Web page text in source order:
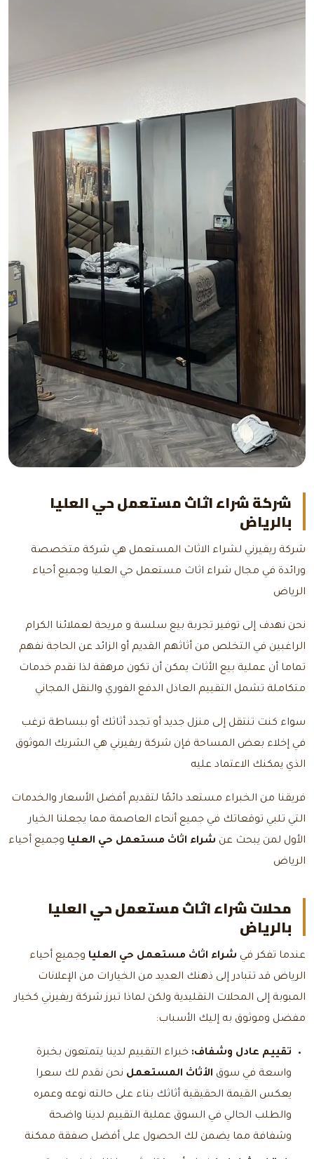
شركة شراء اثاث مستعمل حي العليا
بالرياض
شركة ريفيرني لشراء الاثاث المستعمل هي شركة متخصصة
ورائدة في مجال شراء اثاث مستعمل حي العليا وجميع أحياء
الرياض
نحن نهدف إلى توفير تجربة بيع سلسة و مريحة لعملائنا الكرام
الراغبين في التخلص من أثاثهم القديم أو الزائد عن الحاجة نفهم
تماما أن عملية بيع الأثاث يمكن أن تكون مرهقة لذا نقدم خدمات
متكاملة تشمل التقييم العادل الدفع الفوري والنقل المجاني
سواء كنت تنتقل إلى منزل جديد أو تجدد أثاثك أو ببساطة ترغب
في إخلاء بعض المساحة فإن شركة ريفيرني هي الشريك الموثوق
الذي يمكنك الاعتماد عليه
فريقنا من الخبراء مستعد دائمًا لتقديم أفضل الأسعار والخدمات
التي تلبي توقعاتك في جميع أنحاء العاصمة مما يجعلنا الخيار
الأول لمن يبحث عن شراء اثاث مستعمل حي العليا وجميع أحياء
الرياض
محلات شراء اثاث مستعمل حي العليا
بالرياض
عندما تفكر في شراء اثاث مستعمل حي العليا وجميع أحياء
الرياض قد تتبادر إلى ذهنك العديد من الخيارات من الإعلانات
المبوبة إلى المحلات التقليدية ولكن لماذا تبرز شركة ريفيرني كخيار
مفضل وموثوق به إليك الأسباب:
تقييم عادل وشفاف: خبراء التقييم لدينا يتمتعون بخبرة
واسعة في سوق الأثاث المستعمل نحن نقدم لك سعرا
يعكس القيمة الحقيقية أثاثك بناء على حالته نوعه وعمره
والطلب الحالي في السوق عملية التقييم لدينا واضحة
وشفافة مما يضمن لك الحصول على أفضل صفقة ممكنة